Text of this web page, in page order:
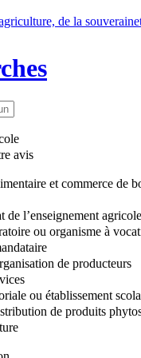
avis
et commerce de
de l’enseignement agricole
ou organisme à
de producteurs
ou établissement
de produits